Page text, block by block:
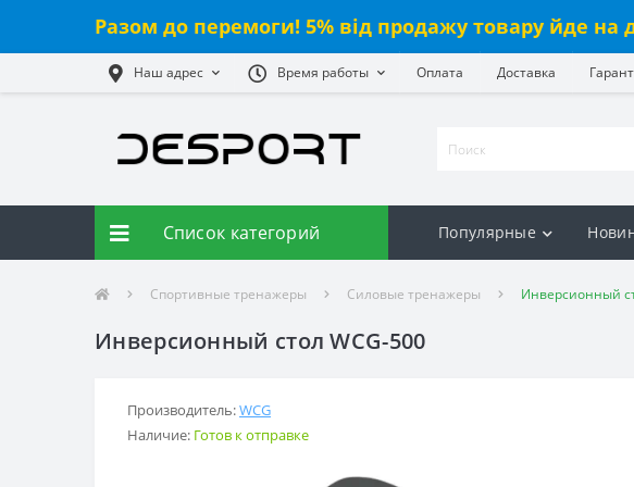
Разом до перемоги! 5% від продажу товару йде на
Наш адрес Время работы Оплата Доставка
Список категорий Популярные
Спортивные тренажеры Силовые тренажеры Инверсионный
Инверсионный стол WCG-500
Производитель:WCG
Наличие: Готов к отправке